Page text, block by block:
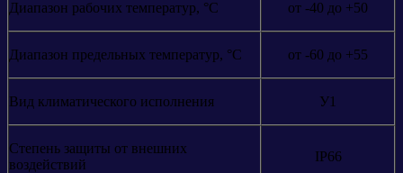
Диапазон рабочих температур, °С от -40 до +50
Диапазон предельных температур, °С от -60 до +55
Вид климатического исполнения У1
Степень защиты от внешних
воздействий
IP66